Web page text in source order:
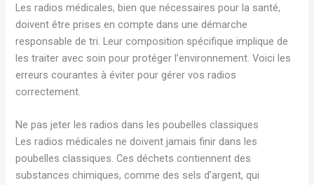
Les radios médicales, bien que nécessaires pour la santé,
doivent être prises en compte dans une démarche
responsable de tri. Leur composition spécifique implique de
les traiter avec soin pour protéger l’environnement. Voici les
erreurs courantes à éviter pour gérer vos radios
correctement.
Ne pas jeter les radios dans les poubelles classiques
Les radios médicales ne doivent jamais finir dans les
poubelles classiques. Ces déchets contiennent des
substances chimiques, comme des sels d’argent, qui